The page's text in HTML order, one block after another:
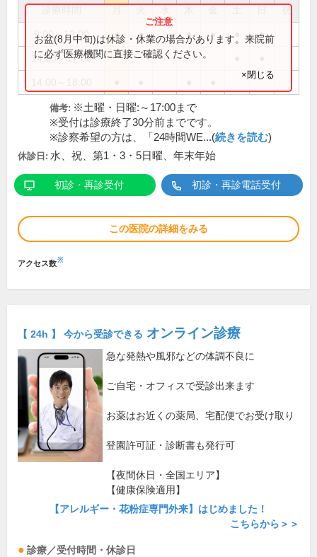
祝
9:00～13:00 ● ● ● ● ●
14:00～17:00
お盆(8月中旬)は休診・休業の場合があります。来院前
に必ず医療機関に直接ご確認ください。
×閉じる
備考: ※土曜・日曜:～17:00まで
※受付は診療終了30分前までです。
※診察希望の方は、「24時間WE...(続きを読む)
休診日: 水、祝、第1・3・5日曜、年末年始
初診・再診受付 初診・再診電話受付
この医院の詳細をみる
アクセス数※
【 24h 】 今から受診できる オンライン診療
急な発熱や風邪などの体調不良に
ご自宅・オフィスで受診出来ます
お薬はお近くの薬局、宅配便でお受け取り
登園許可証・診断書も発行可
【夜間休日・全国エリア】
【健康保険適用】
【アレルギー・花粉症専門外来】はじめました！
こちらから＞＞
診療／受付時間・休診日